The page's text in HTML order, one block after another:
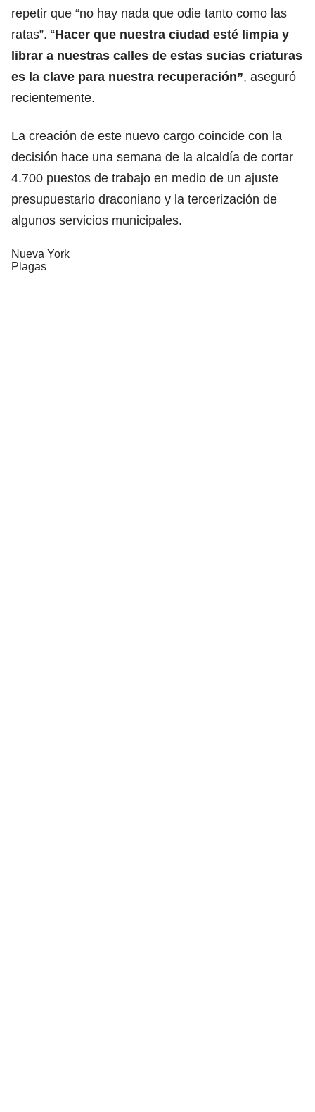
repetir que “no hay nada que odie tanto como las
ratas”. “Hacer que nuestra ciudad esté limpia y
librar a nuestras calles de estas sucias criaturas
es la clave para nuestra recuperación”, aseguró
recientemente.
La creación de este nuevo cargo coincide con la
decisión hace una semana de la alcaldía de cortar
4.700 puestos de trabajo en medio de un ajuste
presupuestario draconiano y la tercerización de
algunos servicios municipales.
Nueva York
Plagas